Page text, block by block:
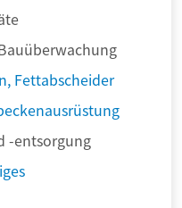
Fettabscheider
-entsorgung